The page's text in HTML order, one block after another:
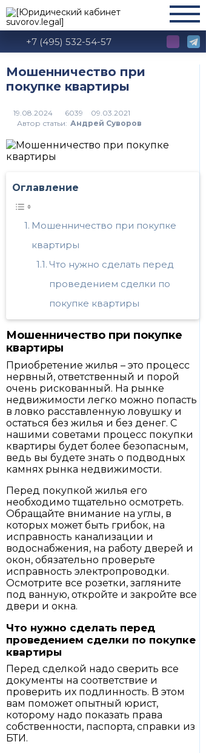
+7 (495) 532-54-57
Мошенничество при
покупке квартиры
6039
Автор статьи: Андрей Суворов
Оглавление
Мошенничество при покупке
квартиры
Что нужно сделать перед
проведением сделки по
покупке квартиры
Мошенничество при покупке
квартиры
Приобретение жилья – это процесс
нервный, ответственный и порой
очень рискованный. На рынке
недвижимости легко можно попасть
в ловко расставленную ловушку и
остаться без жилья и без денег. С
нашими советами процесс покупки
квартиры будет более безопасным,
ведь вы будете знать о подводных
камнях рынка недвижимости.
Перед покупкой жилья его
необходимо тщательно осмотреть.
Обращайте внимание на углы, в
которых может быть грибок, на
исправность канализации и
водоснабжения, на работу дверей и
окон, обязательно проверьте
исправность электропроводки.
Осмотрите все розетки, загляните
под ванную, откройте и закройте все
двери и окна.
Что нужно сделать перед
проведением сделки по покупке
квартиры
Перед сделкой надо сверить все
документы на соответствие и
проверить их подлинность. В этом
вам поможет опытный юрист,
которому надо показать права
собственности, паспорта, справки из
БТИ.